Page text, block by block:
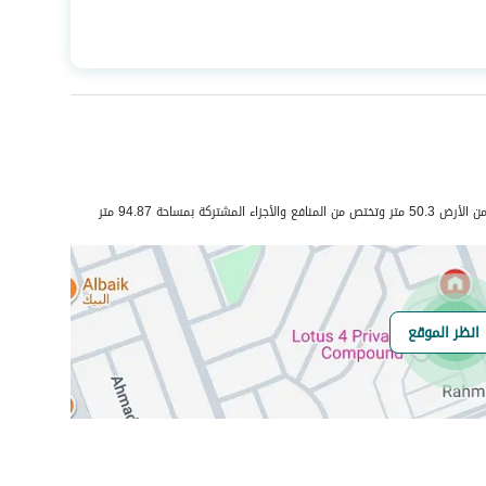
عدد الغرف
4
صرف صحي نعم
هل يوجد اي التزام
على العقار ؟
لا يوجد
بمساحة 94.87 متر
انظر الموقع